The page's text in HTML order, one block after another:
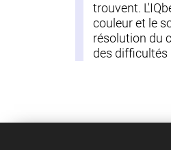
trouvent.
couleur et le
résolution du
des difficultés